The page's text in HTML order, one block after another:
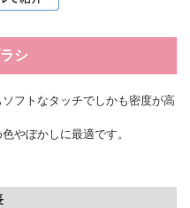
シ
フトなタッチでしかも密度が高
やぼかしに最適です。